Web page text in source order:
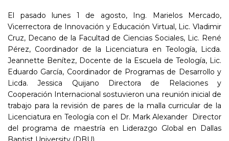
El pasado lunes 1 de agosto, Ing. Marielos Mercado,
Vicerrectora de Innovación y Educación Virtual, Lic. Vladimir
Cruz, Decano de la Facultad de Ciencias Sociales, Lic. René
Pérez, Coordinador de la Licenciatura en Teología, Licda.
Jeannette Benítez, Docente de la Escuela de Teología, Lic.
Eduardo García, Coordinador de Programas de Desarrollo y
Licda. Jessica Quijano Directora de Relaciones y
Cooperación Internacional sostuvieron una reunión inicial de
trabajo para la revisión de pares de la malla curricular de la
Licenciatura en Teología con el Dr. Mark Alexander Director
del programa de maestría en Liderazgo Global en Dallas